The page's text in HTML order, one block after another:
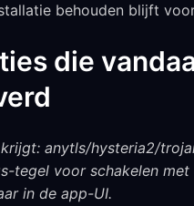
behouden blijft
die
anytls/hysteria2/
tegel voor schakelen
in de app-UI.